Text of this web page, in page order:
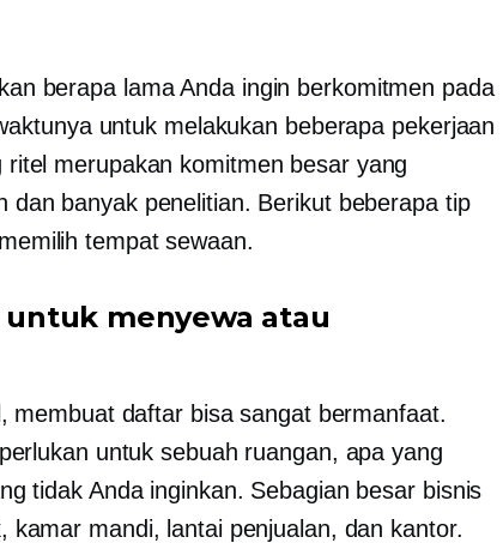
berapa lama Anda ingin berkomitmen pada
untuk melakukan beberapa pekerjaan
merupakan komitmen besar yang
dan banyak penelitian. Berikut beberapa tip
tempat sewaan.
menyewa atau
membuat daftar bisa sangat bermanfaat.
untuk sebuah ruangan, apa yang
tidak Anda inginkan. Sebagian besar bisnis
kamar mandi, lantai penjualan, dan kantor.